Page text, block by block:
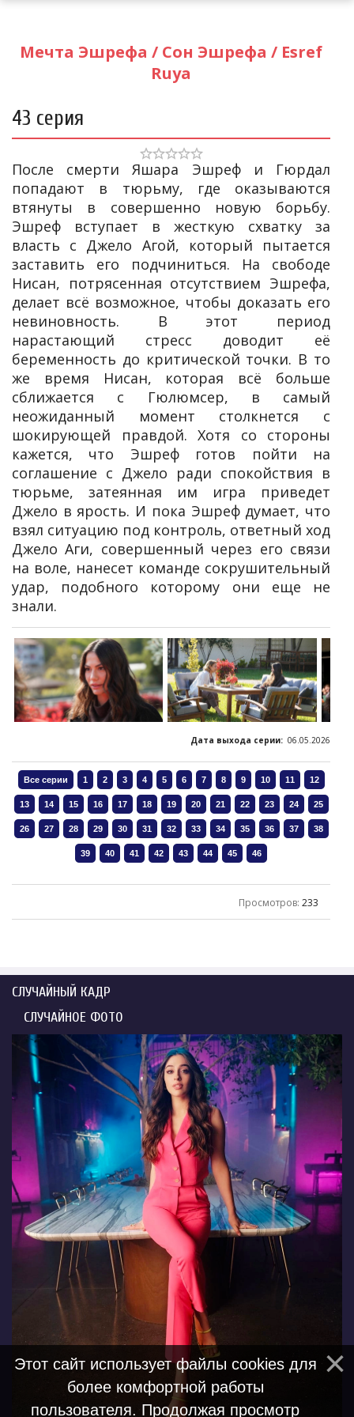
Мечта Эшрефа / Сон Эшрефа / Esref
Ruya
43 серия
После смерти Яшара Эшреф и Гюрдал
попадают в тюрьму, где оказываются
втянуты в совершенно новую борьбу.
Эшреф вступает в жесткую схватку за
власть с Джело Агой, который пытается
заставить его подчиниться. На свободе
Нисан, потрясенная отсутствием Эшрефа,
делает всё возможное, чтобы доказать его
невиновность. В этот период
нарастающий стресс доводит её
беременность до критической точки. В то
же время Нисан, которая всё больше
сближается с Гюлюмсер, в самый
неожиданный момент столкнется с
шокирующей правдой. Хотя со стороны
кажется, что Эшреф готов пойти на
соглашение с Джело ради спокойствия в
тюрьме, затеянная им игра приведет
Джело в ярость. И пока Эшреф думает, что
взял ситуацию под контроль, ответный ход
Джело Аги, совершенный через его связи
на воле, нанесет команде сокрушительный
удар, подобного которому они еще не
знали.
Дата выхода серии: 06.05.2026
Просмотров: 233
СЛУЧАЙНЫЙ КАДР
СЛУЧАЙНОЕ ФОТО
Этот сайт использует файлы cookies для
более комфортной работы
пользователя. Продолжая просмотр